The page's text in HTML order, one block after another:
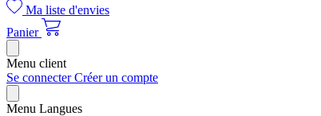
Ma liste d'envies
Panier
Menu client
Se connecterCréer un compte
Menu Langues